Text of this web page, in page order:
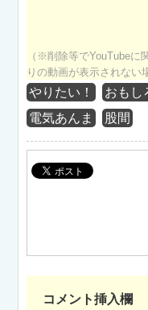
（※削除等でYouTubeに
りの動画が表示されない
やりたい！ おもし
電気あんま
股間
コメント挿入欄